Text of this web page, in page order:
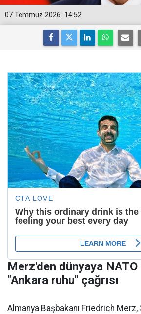
14:52
07 Temmuz 2026
Merz'den dünyaya
"Ankara ruhu" çağrısı
Almanya Başbakanı Friedrich Merz,